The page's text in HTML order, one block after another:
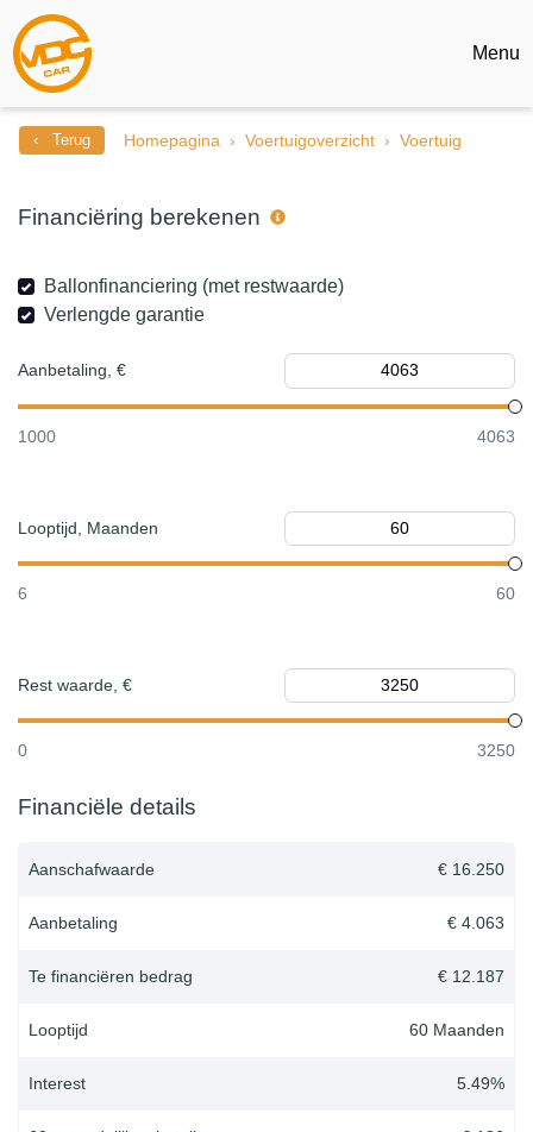
Menu
‹ Terug Homepagina Voertuigoverzicht Voertuig
Financiëring berekenen
Ballonfinanciering (met restwaarde)
Verlengde garantie
Aanbetaling, €
1000 4063
Looptijd, Maanden
6 60
Rest waarde, €
0 3250
Financiële details
Aanschafwaarde € 16.250
Aanbetaling € 4.063
Te financiëren bedrag € 12.187
Looptijd 60 Maanden
Interest 5.49%